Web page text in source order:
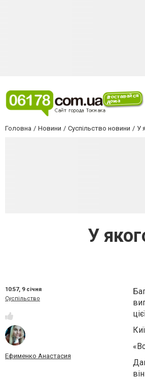
Головна Новини Суспільство новини У
У
10:57, 9 січня
Суспільство
Ефименко Анастасия